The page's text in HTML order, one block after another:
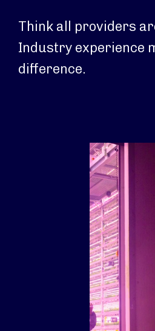
Think all providers
Industry experience
difference.